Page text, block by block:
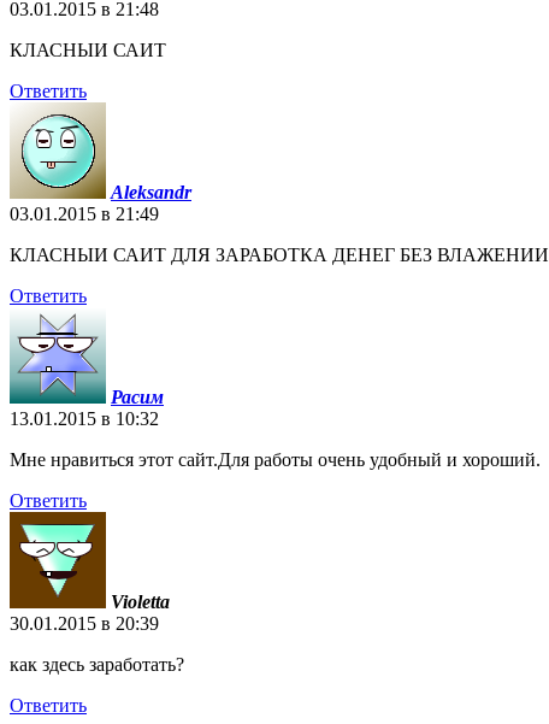
03.01.2015 в 21:48
КЛАСНЫИ САИТ
Ответить
Aleksandr
03.01.2015 в 21:49
КЛАСНЫИ САИТ ДЛЯ ЗАРАБОТКА ДЕНЕГ БЕЗ ВЛАЖЕНИИ
Ответить
Расим
13.01.2015 в 10:32
Мне нравиться этот сайт.Для работы очень удобный и хороший.
Ответить
Violetta
30.01.2015 в 20:39
как здесь заработать?
Ответить